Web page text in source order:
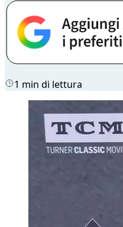
1 min di lettura